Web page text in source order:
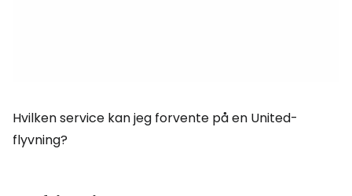
Hvilken service kan jeg forvente på en United-
flyvning?